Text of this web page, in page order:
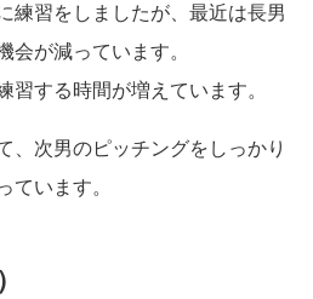
練習をしましたが、最近は長男
会が減っています。
習する時間が増えています。
、次男のピッチングをしっかり
ています。